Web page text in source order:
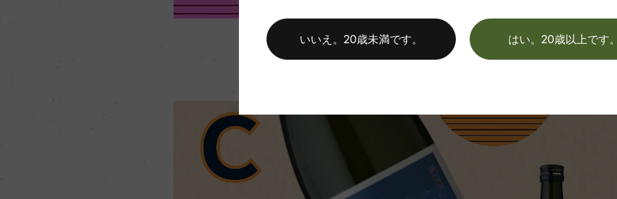
【B】を選んだあなたは…
はい。20歳以上です
いいえ。20歳未満です。